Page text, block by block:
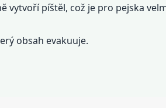
vytvoří píštěl, což je pro pejska
obsah evakuuje.